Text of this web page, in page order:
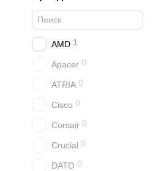
AMD 1
Apacer 0
ATRIA 0
Cisco 0
Corsair 0
Crucial 0
DATO 0